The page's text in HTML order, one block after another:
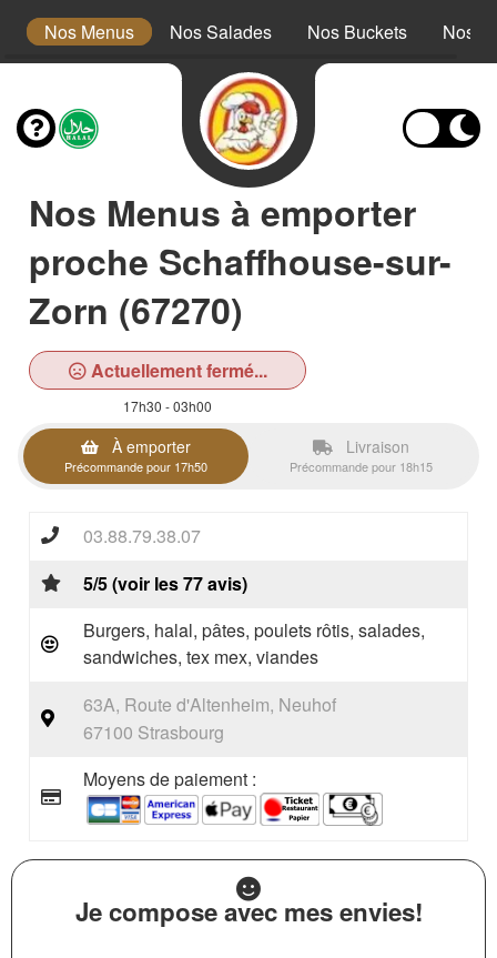
Nos Menus Nos Salades Nos Buckets Nos
Nos Menus à emporter
proche Schaffhouse-sur-
Zorn (67270)
Actuellement fermé...
17h30 - 03h00
À emporter
Précommande pour 17h50
Livraison
Précommande pour 18h15
03.88.79.38.07
5/5 (voir les 77 avis)
Burgers, halal, pâtes, poulets rôtis, salades,
sandwiches, tex mex, viandes
63A, Route d'Altenheim, Neuhof
67100 Strasbourg
Moyens de paiement :
Je compose avec mes envies!